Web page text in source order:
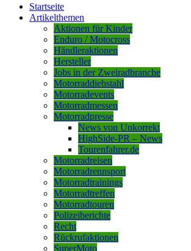
Startseite
Artikelthemen
Aktionen für Kinder
Enduro / Motocross
Händleraktionen
Hersteller
Jobs in der Zweiradbranche
Motorraddiebstahl
Motorradevents
Motorradmessen
Motorradpresse
News von Unkorrekt
HighSide-PR – News
Tourenfahrer.de
Motorradreisen
Motorradrennsport
Motorradtrainings
Motorradtreffen
Motorradtouren
Polizeiberichte
Recht
Rückrufaktionen
SuperMoto